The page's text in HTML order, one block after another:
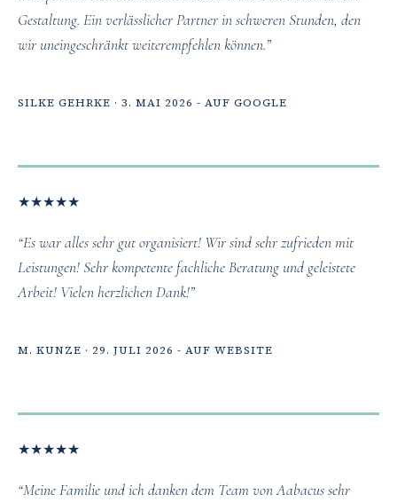
Gestaltung. Ein verlässlicher Partner in schweren Stunden, den
wir uneingeschränkt weiterempfehlen können. ​”
SILKE GEHRKE · 3. MAI 2026 - AUF GOOGLE
★★★★★
“Es war alles sehr gut organisiert! Wir sind sehr zufrieden mit
Leistungen! Sehr kompetente fachliche Beratung und geleistete
Arbeit! Vielen herzlichen Dank!”
M. KUNZE · 29. JULI 2026 - AUF WEBSITE
★★★★★
“Meine Familie und ich danken dem Team von Aabacus sehr